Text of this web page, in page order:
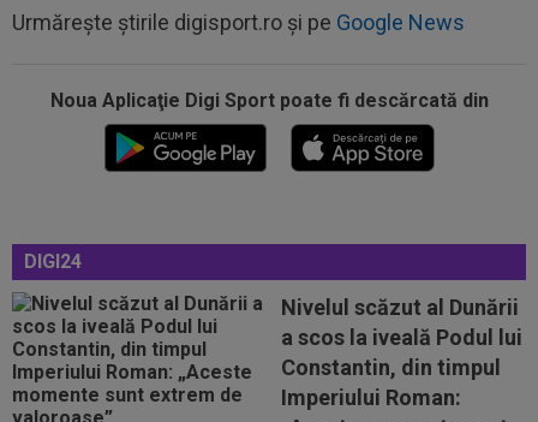
Urmărește știrile digisport.ro și pe Google News
Noua Aplicaţie Digi Sport poate fi descărcată din
DIGI24
Nivelul scăzut al Dunării
a scos la iveală Podul lui
Constantin, din timpul
Imperiului Roman:
EXCLUSIV
Gigi Becali i-a dat replica lui Mihai
Stoica: ”Chiar mă gândesc”
12:27 Surpriză uriașă! Unde s-a transferat Enes Sali
12:26 Dinamo face transferul: 200.000€